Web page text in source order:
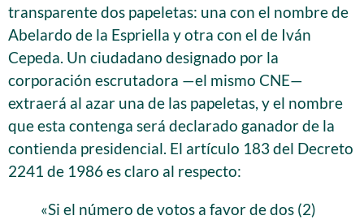
transparente dos papeletas: una con el nombre de
Abelardo de la Espriella y otra con el de Iván
Cepeda. Un ciudadano designado por la
corporación escrutadora —el mismo CNE—
extraerá al azar una de las papeletas, y el nombre
que esta contenga será declarado ganador de la
contienda presidencial. El artículo 183 del Decreto
2241 de 1986 es claro al respecto:
«Si el número de votos a favor de dos (2)